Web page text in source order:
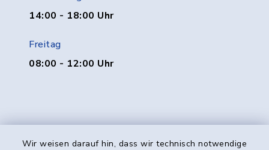
Wir weisen darauf hin, dass wir technisch notwendige
14:00 - 18:00 Uhr
Freitag
08:00 - 12:00 Uhr